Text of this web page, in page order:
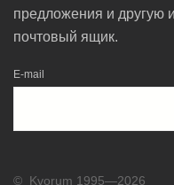
предложения и
почтовый ящик.
E-mail
© Kvorum 1995—2026